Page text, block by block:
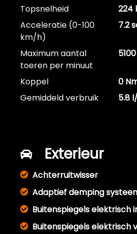
Topsnelheid
224
Acceleratie (0-100
km/h)
7.2
Maximum aantal
toeren per minuut
Koppel
0
Gemiddeld verbruik
5.8
Exterieur
Achterruitwisser
Adaptief demping
Buitenspiegels elektrisch
Buitenspiegels elektrisch